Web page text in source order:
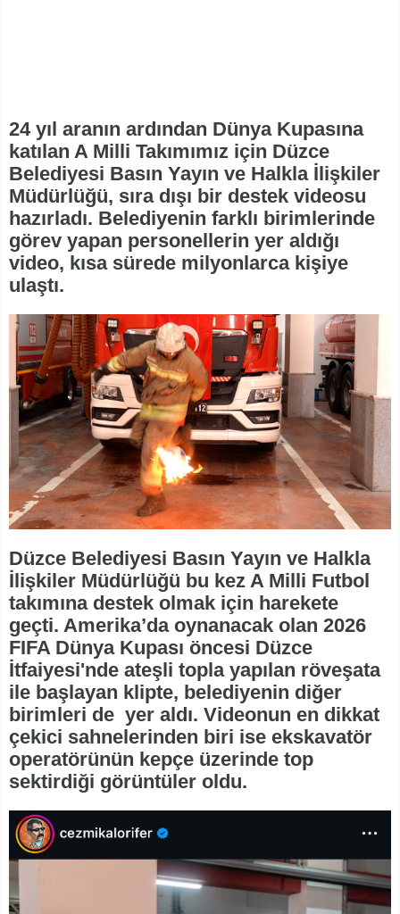
24 yıl aranın ardından Dünya Kupasına
katılan A Milli Takımımız için Düzce
Belediyesi Basın Yayın ve Halkla İlişkiler
Müdürlüğü, sıra dışı bir destek videosu
hazırladı. Belediyenin farklı birimlerinde
görev yapan personellerin yer aldığı
video, kısa sürede milyonlarca kişiye
ulaştı.
Düzce Belediyesi Basın Yayın ve Halkla
İlişkiler Müdürlüğü bu kez A Milli Futbol
takımına destek olmak için harekete
geçti. Amerika’da oynanacak olan 2026
FIFA Dünya Kupası öncesi Düzce
İtfaiyesi'nde ateşli topla yapılan röveşata
ile başlayan klipte, belediyenin diğer
birimleri de yer aldı. Videonun en dikkat
çekici sahnelerinden biri ise ekskavatör
operatörünün kepçe üzerinde top
sektirdiği görüntüler oldu.